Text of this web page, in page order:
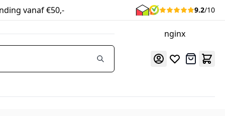
vanaf €50,- 9.2/10
nginx
Offerte